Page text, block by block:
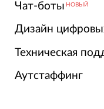
Чат-боты НОВЫЙ
Дизайн
Техническая
Аутстаффинг